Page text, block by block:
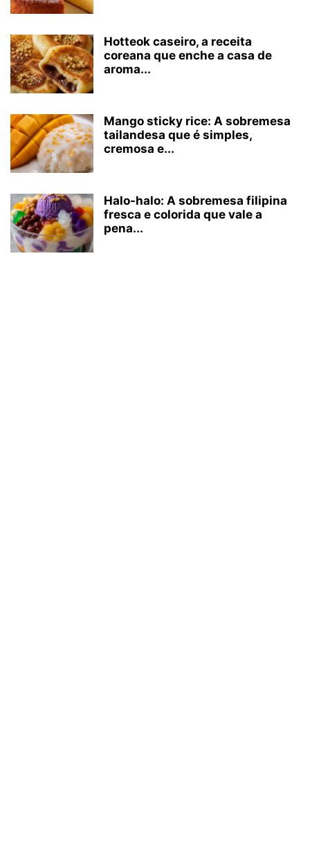
Hotteok caseiro, a receita
coreana que enche a casa de
aroma...
Mango sticky rice: A sobremesa
tailandesa que é simples,
cremosa e...
Halo-halo: A sobremesa filipina
fresca e colorida que vale a
pena...